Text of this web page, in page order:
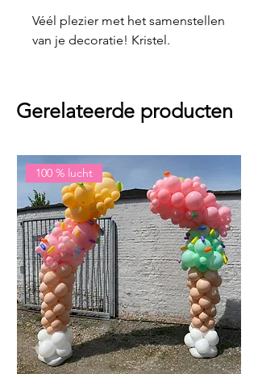
Véél plezier met het samenstellen
van je decoratie! Kristel.
Gerelateerde producten
100 % lucht